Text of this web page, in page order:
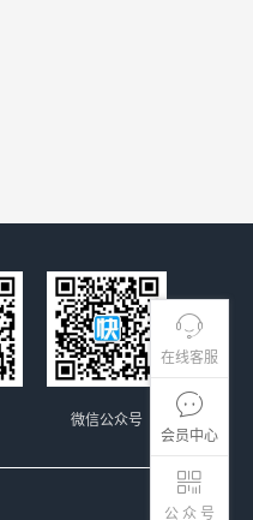
在线客服
会员中心
公 众 号
微信公众号